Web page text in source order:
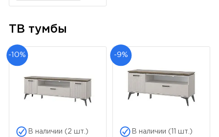
ТВ тумбы
-10%
В наличии (2 шт.)
-9%
В наличии (11 шт.)